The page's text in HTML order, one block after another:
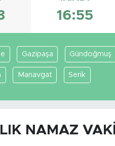
16:55
Gazipaşa Gündoğmuş
Manavgat Serik
NAMAZ